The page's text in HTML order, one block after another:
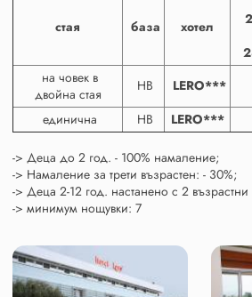
стая база хотел
на човек в
двойна стая
НВ LERO***
единична
НВ LERO***
-> Деца до 2 год. - 100% намаление;
-> Намаление за трети възрастен: - 30%;
-> Деца 2-12 год. настанено с 2
-> минимум нощувки: 7